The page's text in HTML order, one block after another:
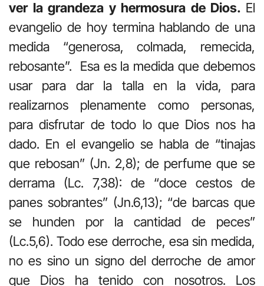
ver la grandeza y hermosura de Dios. El
evangelio de hoy termina hablando de una
medida “generosa, colmada, remecida,
rebosante”. Esa es la medida que debemos
usar para dar la talla en la vida, para
realizarnos plenamente como personas,
para disfrutar de todo lo que Dios nos ha
dado. En el evangelio se habla de “tinajas
que rebosan” (Jn. 2,8); de perfume que se
derrama (Lc. 7,38): de “doce cestos de
panes sobrantes” (Jn.6,13); “de barcas que
se hunden por la cantidad de peces”
(Lc.5,6). Todo ese derroche, esa sin medida,
no es sino un signo del derroche de amor
que Dios ha tenido con nosotros. Los